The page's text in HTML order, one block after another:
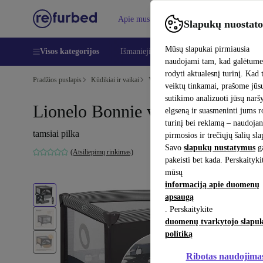
Slapukų
Mūsų slapukai pirmiausia
naudojami tam, kad
rodyti aktualesnį turinį. Kad
veiktų tinkamai, prašome
sutikimo analizuoti jūsų
elgseną ir suasmeninti jums
turinį bei reklamą –
pirmosios ir trečiųjų šalių
Savo slapukų nustatymus
pakeisti bet kada.
mūsų
informaciją apie duomenų
apsaugą
. Perskaitykite
duomenų tvarkytojo
politiką
Ribotas
Apie mus Pagalba
Visos kategorijos Išmanieji telefonai Nešiojamieji
Pradžios puslapis Kūdikiai ir vaikai Vaikų lovelės
Lionelo Bonnie vaikiška tvorelė
tamsiai pilka
(Atsiliepimų rinkimas)